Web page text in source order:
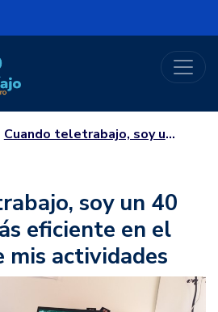
de Colombia
TIC
Cuando teletrabajo, soy un 40 por ciento más eficiente en el desarrollo de mis actividades
soy un 40
eficiente en el
mis actividades